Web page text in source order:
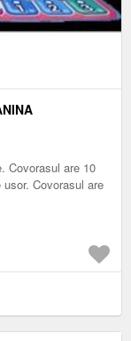
Covorasul are 10
Covorasul are